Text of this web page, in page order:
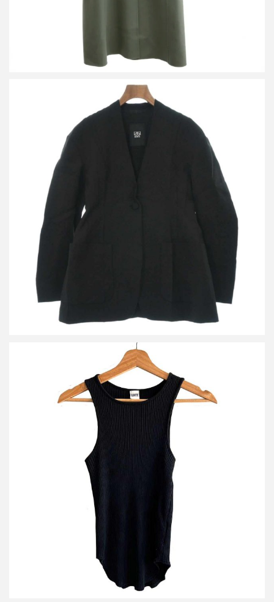
バウト tank top タンクトップ